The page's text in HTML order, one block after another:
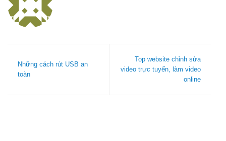
Những cách rút USB an
toàn
Top website chỉnh sửa
video trực tuyến, làm video
online